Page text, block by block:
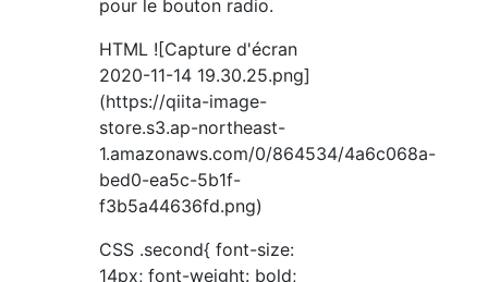
pour le bouton radio.
HTML ![Capture d'écran
2020-11-14 19.30.25.png]
(https://qiita-image-
store.s3.ap-northeast-
1.amazonaws.com/0/864534/4a6c068a-
bed0-ea5c-5b1f-
f3b5a44636fd.png)
CSS .second{ font-size:
14px; font-weight: bold;